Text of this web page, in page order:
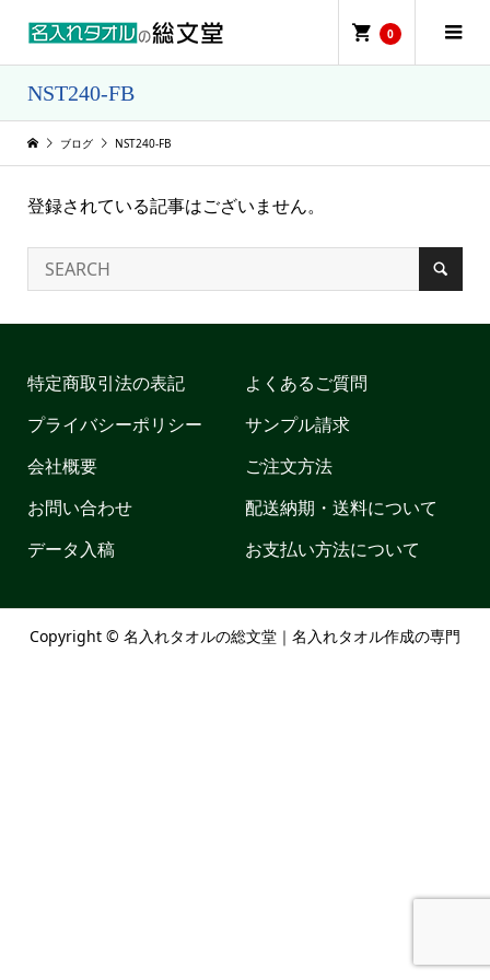
0
NST240-FB
ブログ NST240-FB
登録されている記事はございません。
特定商取引法の表記
プライバシーポリシー
会社概要
お問い合わせ
データ入稿
よくあるご質問
サンプル請求
ご注文方法
配送納期・送料について
お支払い方法について
Copyright © 名入れタオルの総文堂｜名入れタオル作成の専門